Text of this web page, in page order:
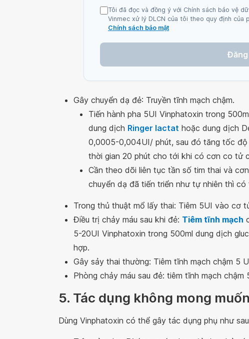
Tôi đã đọc và đồng ý với Chính sách bảo vệ
Vinmec xử lý DLCN của tôi theo quy định của
Chính sách bảo mật
Đăng
Gây chuyển dạ đẻ: Truyền tĩnh mạch chậm.
Tiến hành pha 5UI Vinphatoxin trong
dung dịch Ringer lactat hoặc dung dịch
0,0005-0,004UI/ phút, sau đó tăng tốc
thời gian 20 phút cho tới khi có cơn co tử
Cần theo dõi liên tục tần số tim thai và
chuyển dạ đã tiến triển như tự nhiên thì
Trong thủ thuật mổ lấy thai: Tiêm 5UI vào cơ
Điều trị chảy máu sau khi đẻ: Tiêm tĩnh mạch
5-20UI Vinphatoxin trong 500ml dung dịch
hợp.
Gây sảy thai thường: Tiêm tĩnh mạch chậm 5
Phòng chảy máu sau đẻ: tiêm tĩnh mạch chậm
5. Tác dụng không mong
Dùng Vinphatoxin có thể gây tác dụng phụ như